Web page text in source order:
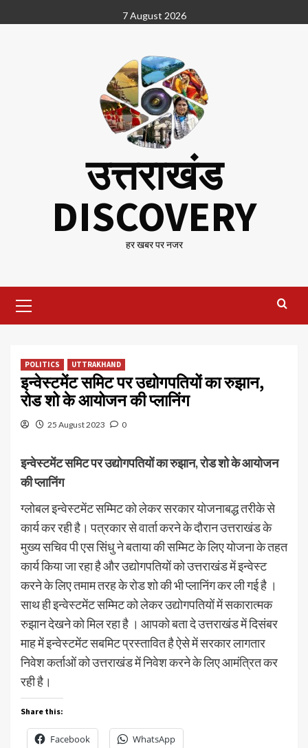
to
7 August 2026
उत्तराखंड
DISCOVERY
हर खबर पर नजर
Menu
POLITICS UTTRAKHAND
इन्वेस्टमेंट समिट पर उद्योगपतियों का रुझान,
रोड शो के आयोजन की प्लानिंग
25 August 2023 0
इन्वेस्टमेंट समिट पर उद्योगपतियों का रुझान, रोड शो के आयोजन
की प्लानिंग
ग्लोबल इन्वेस्टमेंट सम्मिट को लेकर सरकार योजनाबद्ध तरीके से
कार्य कर रही है। पत्रकार से वार्ता करने के दौरान उत्तराखंड के
मुख्य सचिव पी एस सिंधु ने बताया की सम्मिट के लिए योजना के तहत
कार्य किया जा रहा है और उद्योगपतियों को उत्तराखंड में इन्वेस्ट
करने के लिए तमाम तरह के रोड शो की भी प्लानिंग कर ली गई है ।
साथ ही इन्वेस्टमेंट सम्मिट को लेकर उद्योगपतियों में सकारात्मक
रुझान देखने को मिल रहा है । आपको बता दे उत्तराखंड में दिसंबर
माह में इन्वेस्टमेंट सबमिट प्रस्तावित है ऐसे में सरकार लागतार
निवेश कर्ताओं को उत्तराखंड में निवेश करने के लिए आमंत्रित कर
रही है।
Share this:
Facebook WhatsApp